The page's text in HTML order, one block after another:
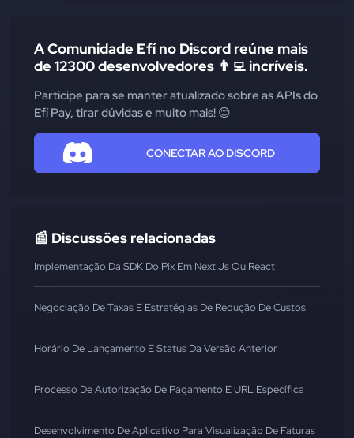
A Comunidade Efí no Discord reúne mais
de 12300 desenvolvedores 👨‍💻 incríveis.
Participe para se manter atualizado sobre as APIs do
Efí Pay, tirar dúvidas e muito mais! 😊
CONECTAR AO DISCORD
📰 Discussões relacionadas
Implementação Da SDK Do Pix Em Next.js Ou React
Negociação De Taxas E Estratégias De Redução De Custos
Horário De Lançamento E Status Da Versão Anterior
Processo De Autorização De Pagamento E URL Específica
Desenvolvimento De Aplicativo Para Visualização De Faturas